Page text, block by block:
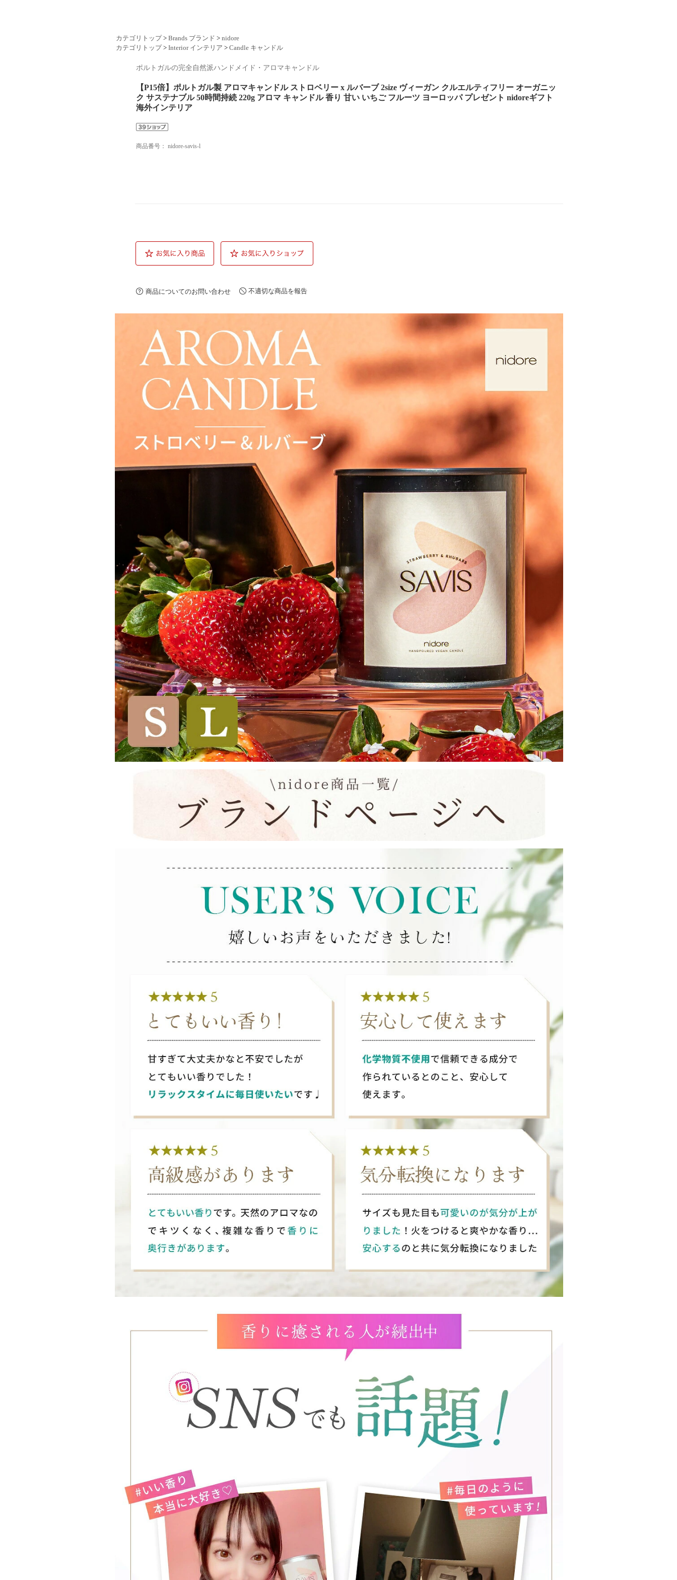
カテゴリトップ> Brands ブランド > nidore
カテゴリトップ> Interior インテリア > Candle キャンドル
ポルトガルの完全自然派ハンドメイド・アロマキャンドル
【P15倍】ポルトガル製 アロマキャンドル ストロベリー x ルバーブ 2size ヴィーガン クルエルティフリー オーガニッ
ク サステナブル 50時間持続 220g アロマ キャンドル 香り 甘い いちご フルーツ ヨーロッパ プレゼント nidoreギフト
海外インテリア
商品番号： nidore-savis-l
商品についてのお問い合わせ 不適切な商品を報告